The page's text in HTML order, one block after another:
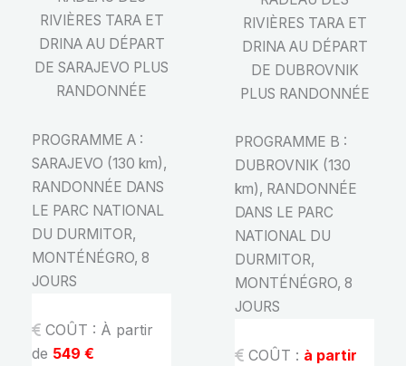
RIVIÈRES TARA ET
DRINA AU DÉPART
DE SARAJEVO PLUS
RANDONNÉE
PROGRAMME A :
SARAJEVO (130 km),
RANDONNÉE DANS
LE PARC NATIONAL
DU DURMITOR,
MONTÉNÉGRO, 8
JOURS
COÛT : À partir
de 549 €
RIVIÈRES TARA ET
DRINA AU DÉPART
DE DUBROVNIK
PLUS RANDONNÉE
PROGRAMME B :
DUBROVNIK (130
km), RANDONNÉE
DANS LE PARC
NATIONAL DU
DURMITOR,
MONTÉNÉGRO, 8
JOURS
COÛT : à partir